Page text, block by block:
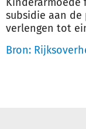
subsidie aan
verlengen tot
Bron: